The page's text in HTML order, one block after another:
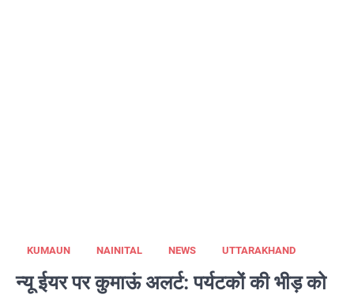
KUMAUN NAINITAL NEWS UTTARAKHAND
न्यू ईयर पर कुमाऊं अलर्ट: पर्यटकों की भीड़ को